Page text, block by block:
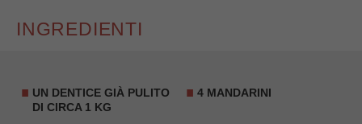
INGREDIENTI
UN DENTICE GIÀ PULITO
DI CIRCA 1 KG
4 MANDARINI